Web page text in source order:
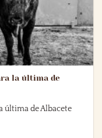
la última de
última de Albacete